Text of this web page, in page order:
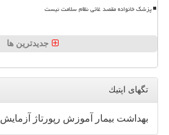
پزشک خانواده مقصد غائی نظام سلامت نیست
جدیدترین ها
تگهای اپتیك
بهداشت بیمار آموزش رپورتاژ آزمایش